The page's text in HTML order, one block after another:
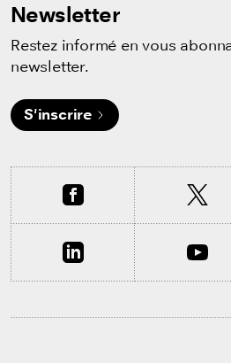
Newsletter
Restez informé en vous
newsletter.
S'inscrire